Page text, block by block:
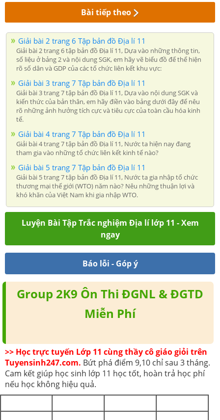
Bài tiếp theo
Giải bài 2 trang 6 Tập bản đồ Địa lí 11
Giải bài 2 trang 6 tập bản đồ Địa lí 11, Dựa vào những thông tin,
số liệu ở bảng 2 và nội dung SGK, em hãy vẽ biểu đồ để thể hiện
rõ số dân và GDP của các tổ chức liên kết khu vực:
Giải bài 3 trang 7 Tập bản đồ Địa lí 11
Giải bài 3 trang 7 tập bản đồ Địa lí 11, Dựa vào nội dung SGK và
kiến thức của bản thân, em hãy điền vào bảng dưới đây để nêu
rõ những ảnh hưởng tích cực và tiêu cực của toàn cầu hóa kinh
tế.
Giải bài 4 trang 7 Tập bản đồ Địa lí 11
Giải bài 4 trang 7 tập bản đồ Địa lí 11, Nước ta hiện nay đang
tham gia vào những tổ chức liên kết kinh tế nào?
Giải bài 5 trang 7 Tập bản đồ Địa lí 11
Giải bài 5 trang 7 tập bản đồ Địa lí 11, Nước ta gia nhập tổ chức
thương mại thế giới (WTO) năm nào? Nêu những thuận lợi và
khó khăn của Việt Nam khi gia nhập WTO.
Luyện Bài Tập Trắc nghiệm Địa lí lớp 11 - Xem
ngay
Báo lỗi - Góp ý
Group 2K9 Ôn Thi ĐGNL & ĐGTD
Miễn Phí
>> Học trực tuyến Lớp 11 cùng thầy cô giáo giỏi trên
Tuyensinh247.com. Bứt phá điểm 9,10 chỉ sau 3 tháng.
Cam kết giúp học sinh lớp 11 học tốt, hoàn trả học phí
nếu học không hiệu quả.